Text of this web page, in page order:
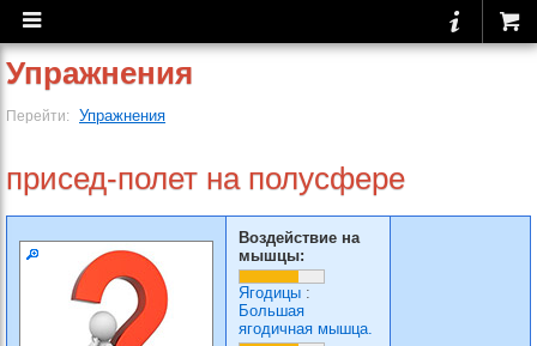
Упражнения
Перейти: Упражнения
присед-полет на полусфере
Воздействие на
мышцы:
Ягодицы :
Большая
ягодичная мышца.